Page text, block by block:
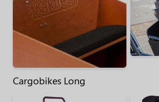
Cargobikes Long